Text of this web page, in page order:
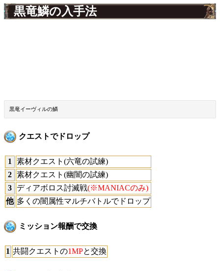
黒竜鱗の入手法
黒竜イーヴィルの鱗
クエストでドロップ
1
素材クエスト(六竜の試練)
2 素材クエスト(幽闇の試練)
3
ディアボロス討滅戦(※MANIACのみ)
他 多くの闇属性マルチバトルでドロップ
ミッション報酬で交換
1 共闘クエストの1MPと交換